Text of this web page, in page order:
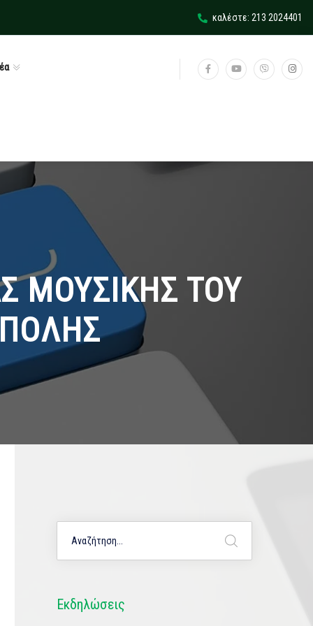
καλέστε: 213 2024401
ΜΟΥΣΙΚΗΣ ΤΟΥ
Εκδηλώσεις